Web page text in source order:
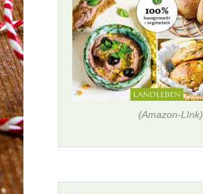
(Amazon-LInk)